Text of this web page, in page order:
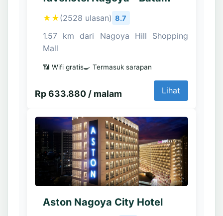
★★(2528 ulasan) 8.7
1.57 km dari Nagoya Hill Shopping
Mall
📶 Wifi gratis🍳 Termasuk sarapan
Rp 633.880 / malam Lihat
Aston Nagoya City Hotel